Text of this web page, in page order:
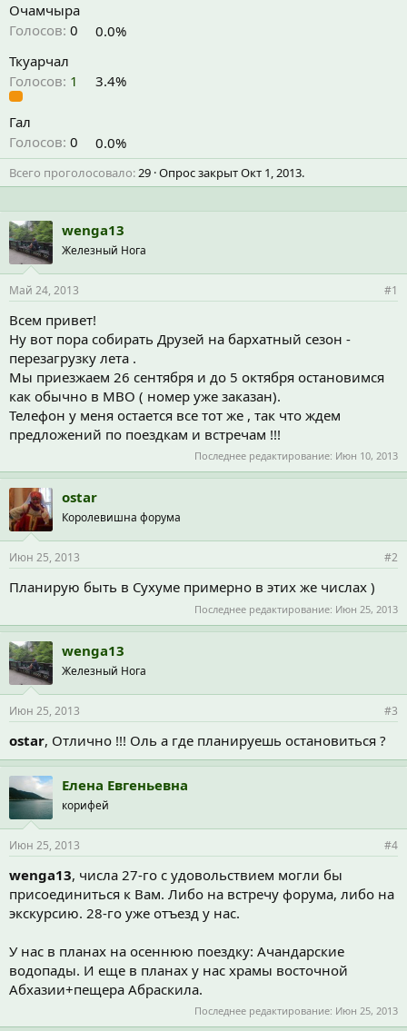
Очамчыра
Голосов: 0
0.0%
Ткуарчал
Голосов: 1 3.4%
Гал
Голосов: 0 0.0%
Всего проголосовало 29 Опрос закрытОкт 1, 2013.
wenga13
Железный Нога
Май 24, 2013 #1
Всем привет!
Ну вот пора собирать Друзей на бархатный сезон -
перезагрузку лета .
Мы приезжаем 26 сентября и до 5 октября остановимся
как обычно в МВО ( номер уже заказан).
Телефон у меня остается все тот же , так что ждем
предложений по поездкам и встречам !!!
Последнее редактирование: Июн 10, 2013
ostar
Королевишна форума
Июн 25, 2013 #2
Планирую быть в Сухуме примерно в этих же числах )
Последнее редактирование: Июн 25, 2013
wenga13
Железный Нога
Июн 25, 2013 #3
ostar, Отлично !!! Оль а где планируешь остановиться ?
Елена Евгеньевна
корифей
Июн 25, 2013 #4
wenga13, числа 27-го с удовольствием могли бы
присоединиться к Вам. Либо на встречу форума, либо на
экскурсию. 28-го уже отъезд у нас.
У нас в планах на осеннюю поездку: Ачандарские
водопады. И еще в планах у нас храмы восточной
Абхазии+пещера Абраскила.
Последнее редактирование: Июн 25, 2013